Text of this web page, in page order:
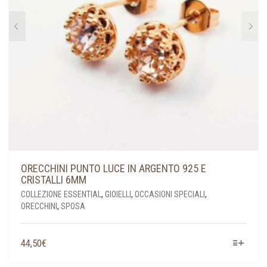
PAGINA
DEL
PRODOTTO
ORECCHINI PUNTO LUCE IN ARGENTO 925 E
CRISTALLI 6MM
COLLEZIONE ESSENTIAL , GIOIELLI , OCCASIONI SPECIALI ,
ORECCHINI , SPOSA
44,50€